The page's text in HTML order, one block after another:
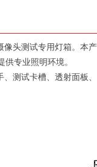
头测试专用灯箱。本
专业照明环境。
、测试卡槽、透射面板